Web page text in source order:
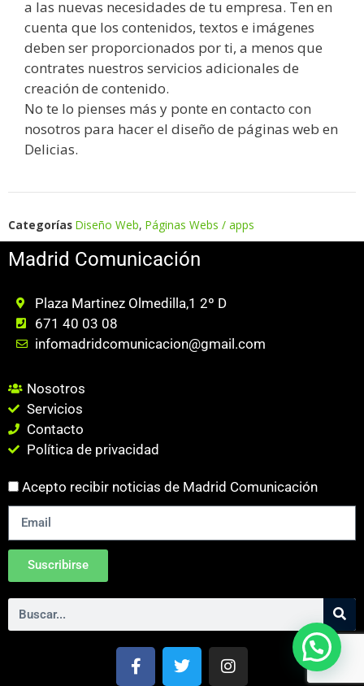
a las nuevas necesidades de tu empresa. Ten en
cuenta que los contenidos, textos e imágenes
deben ser proporcionados por ti, a menos que
contrates nuestros servicios adicionales de
creación de contenido.
No te lo pienses más y ponte en contacto con
nosotros para hacer el diseño de páginas web en
Delicias.
Categorías Diseño Web, Páginas Webs / apps
Madrid Comunicación
Plaza Martinez Olmedilla,1 2º D
671 40 03 08
infomadridcomunicacion@gmail.com
Nosotros
Servicios
Contacto
Política de privacidad
Acepto recibir noticias de Madrid Comunicación
Suscribirse